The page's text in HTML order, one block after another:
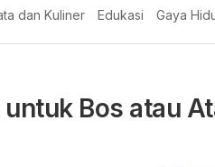
dan Kuliner Edukasi Gaya
Bos atau